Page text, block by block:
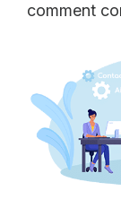
comment